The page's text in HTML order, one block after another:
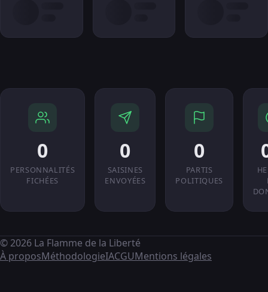
0
PERSONNALITÉS
FICHÉES
0
SAISINES
ENVOYÉES
0
PARTIS
POLITIQUES
© 2026 La Flamme de la Liberté
À proposMéthodologieIACGUMentions légales